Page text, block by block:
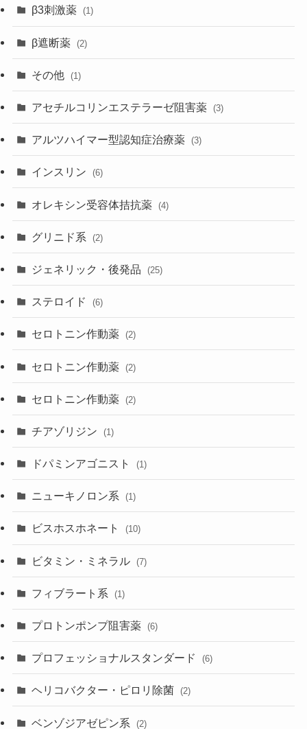
β3刺激薬 (1)
β遮断薬 (2)
その他 (1)
アセチルコリンエステラーゼ阻害薬 (3)
アルツハイマー型認知症治療薬 (3)
インスリン (6)
オレキシン受容体拮抗薬 (4)
グリニド系 (2)
ジェネリック・後発品 (25)
ステロイド (6)
セロトニン作動薬 (2)
セロトニン作動薬 (2)
セロトニン作動薬 (2)
チアゾリジン (1)
ドパミンアゴニスト (1)
ニューキノロン系 (1)
ビスホスホネート (10)
ビタミン・ミネラル (7)
フィブラート系 (1)
プロトンポンプ阻害薬 (6)
プロフェッショナルスタンダード (6)
ヘリコバクター・ピロリ除菌 (2)
ベンゾジアゼピン系 (2)